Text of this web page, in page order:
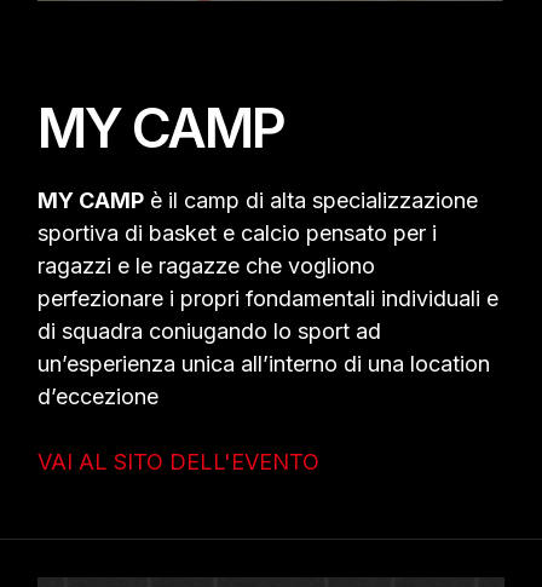
MY CAMP
MY CAMP è il camp di alta specializzazione
sportiva di basket e calcio pensato per i
ragazzi e le ragazze che vogliono
perfezionare i propri fondamentali individuali e
di squadra coniugando lo sport ad
un’esperienza unica all’interno di una location
d’eccezione
VAI AL SITO DELL'EVENTO